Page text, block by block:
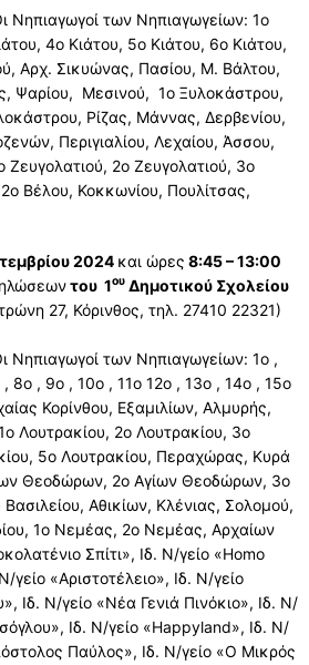
Νηπιαγωγοί των Νηπιαγωγείων: 1ο
4ο Κιάτου, 5ο Κιάτου, 6ο Κιάτου,
Αρχ. Σικυώνας, Πασίου, Μ. Βάλτου,
Ψαρίου, Μεσινού, 1ο Ξυλοκάστρου,
Ρίζας, Μάννας, Δερβενίου,
Περιγιαλίου, Λεχαίου, Άσσου,
Ζευγολατιού, 2ο Ζευγολατιού, 3ο
Βέλου, Κοκκωνίου, Πουλίτσας,
2024 και ώρες 8:45 – 13:00
του 1ουΔημοτικού Σχολείου
27, Κόρινθος, τηλ. 27410 22321)
Νηπιαγωγοί των Νηπιαγωγείων: 1ο ,
8ο , 9ο , 10ο , 11ο 12ο , 13ο , 14ο , 15ο
Κορίνθου, Εξαμιλίων, Αλμυρής,
Λουτρακίου, 2ο Λουτρακίου, 3ο
5ο Λουτρακίου, Περαχώρας, Κυρά
Θεοδώρων, 2ο Αγίων Θεοδώρων, 3ο
Αθικίων, Κλένιας, Σολομού,
1ο Νεμέας, 2ο Νεμέας, Αρχαίων
Σπίτι», Ιδ. Ν/γείο «Homo
«Αριστοτέλειο», Ιδ. Ν/γείο
Ιδ. Ν/γείο «Νέα Γενιά Πινόκιο», Ιδ. Ν/
Ιδ. Ν/γείο «Happyland», Ιδ. Ν/
Παύλος», Ιδ. Ν/γείο «Ο Μικρός